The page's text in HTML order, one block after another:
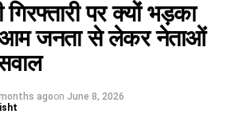
पर क्यों भड़का
आम जनता से लेकर नेताओं
agoon June 8, 2026